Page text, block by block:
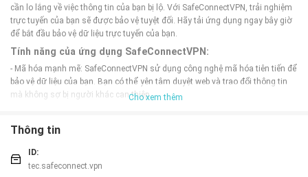
cần lo lắng về việc thông tin của bạn bị lộ. Với SafeConnectVPN, trải nghiệm
trực tuyến của bạn sẽ được bảo vệ tuyệt đối. Hãy tải ứng dụng ngay bây giờ
để bắt đầu bảo vệ dữ liệu trực tuyến của bạn.
Tính năng của ứng dụng SafeConnectVPN:
- Mã hóa mạnh mẽ: SafeConnectVPN sử dụng công nghệ mã hóa tiên tiến để
bảo vệ dữ liệu của bạn. Bạn có thể yên tâm duyệt web và trao đổi thông tin
mà không sợ bị người khác can thiệp.
các trang web, ứng dụng hoặc dịch vụ mà bạn muốn sử dụng.
- Ứng dụng đa nền tảng: SafeConnectVPN tương thích với mọi thiết bị và nền
tảng. Bạn có thể sử dụng nó trên máy tính, điện thoại di động, máy tính
bảng và nhiều hơn nữa.
Cho xem thêm
Thông tin
ID:
tec.safeconnect.vpn